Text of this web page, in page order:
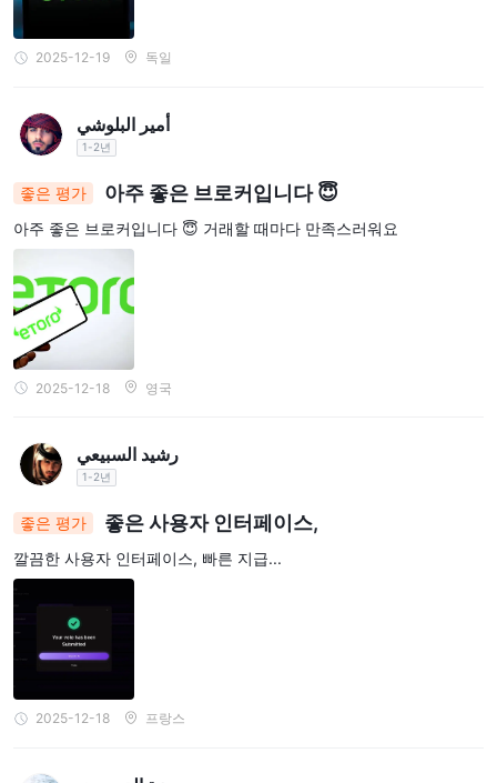
2025-12-19 독일
أمير البلوشي
1-2년
좋은 평가 아주 좋은 브로커입니다 😇
아주 좋은 브로커입니다 😇 거래할 때마다 만족스러워요
2025-12-18 영국
رشيد السبيعي
1-2년
좋은 평가 좋은 사용자 인터페이스,
깔끔한 사용자 인터페이스, 빠른 지급...
2025-12-18 프랑스